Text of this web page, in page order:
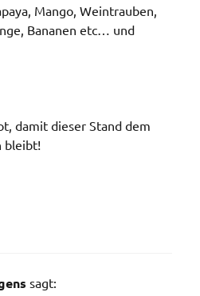
Mango, Weintrauben,
Bananen etc… und
damit dieser Stand dem
bleibt!
sagt: